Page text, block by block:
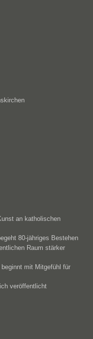
an katholischen
80-jähriges Bestehen
Raum stärker
beginnt mit Mitgefühl für
veröffentlicht